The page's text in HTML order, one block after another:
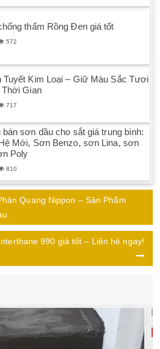
thấm Rồng Đen giá tốt
572
Tuyết Kim Loại – Giữ Màu Sắc Tươi
Gian
717
sơn dầu cho sắt giá trung bình:
Mới, Sơn Benzo, sơn Lina, sơn
Poly
810
Quang Nippon – Sản Phẩm
990 giá tốt – Liên hệ ngay!